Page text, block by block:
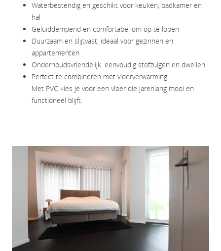
Waterbestendig en geschikt voor keuken, badkamer en
hal
Geluiddempend en comfortabel om op te lopen
Duurzaam en slijtvast, ideaal voor gezinnen en
appartementen
Onderhoudsvriendelijk: eenvoudig stofzuigen en dweilen
Perfect te combineren met vloerverwarming
Met PVC kies je voor een vloer die jarenlang mooi en
functioneel blijft.